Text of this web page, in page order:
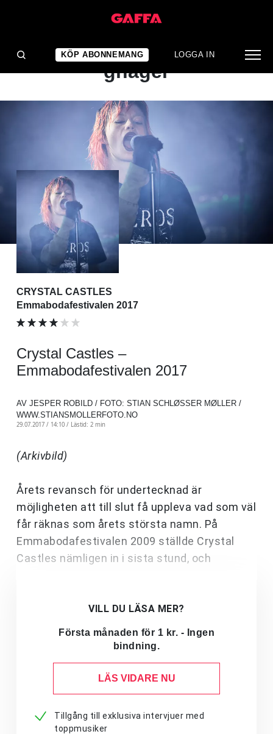
KÖP ABONNEMANG LOGGA IN
ALBUMRECENSION
Oförklarligt publiktapp
gnager
CRYSTAL CASTLES
Emmabodafestivalen 2017
Crystal Castles –
Emmabodafestivalen 2017
AV JESPER ROBILD / FOTO: STIAN SCHLØSSER MØLLER /
WWW.STIANSMOLLERFOTO.NO
29.07.2017 / 14:10 / Lästid: 2 min
(Arkivbild)
Årets revansch för undertecknad är
möjligheten att till slut få uppleva vad som väl
får räknas som årets största namn. På
Emmabodafestivalen 2009 ställde Crystal
Castles nämligen in i sista stund, och
VILL DU LÄSA MER?
Första månaden för 1 kr. - Ingen
bindning.
LÄS VIDARE NU
Tillgång till exklusiva intervjuer med
toppmusiker